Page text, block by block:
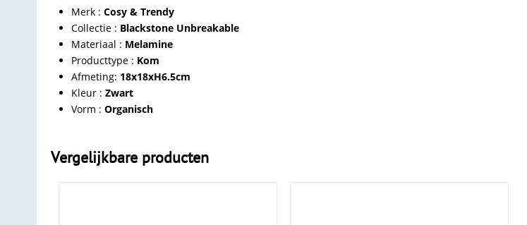
Merk : Cosy & Trendy
Collectie : Blackstone Unbreakable
Materiaal : Melamine
Producttype : Kom
Afmeting: 18x18xH6.5cm
Kleur : Zwart
Vorm : Organisch
Vergelijkbare producten